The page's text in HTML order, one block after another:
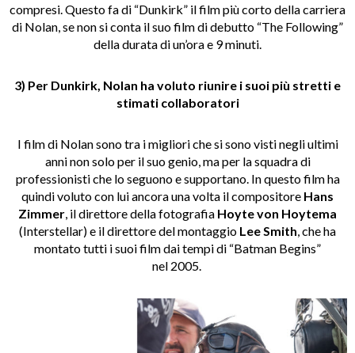
compresi. Questo fa di “Dunkirk” il film più corto della carriera
di Nolan, se non si conta il suo film di debutto “The Following”
della durata di un’ora e 9 minuti.
3) Per Dunkirk, Nolan ha voluto riunire i suoi più stretti e
stimati collaboratori
I film di Nolan sono tra i migliori che si sono visti negli ultimi
anni non solo per il suo genio, ma per la squadra di
professionisti che lo seguono e supportano. In questo film ha
quindi voluto con lui ancora una volta il compositore Hans
Zimmer , il direttore della fotografia Hoyte von Hoytema
(Interstellar) e il direttore del montaggio Lee Smith , che ha
montato tutti i suoi film dai tempi di “Batman Begins”
nel 2005.